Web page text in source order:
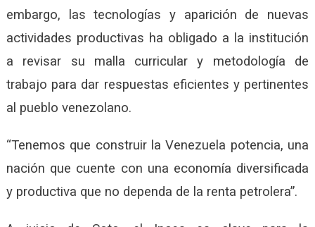
embargo, las tecnologías y aparición de nuevas
actividades productivas ha obligado a la institución
a revisar su malla curricular y metodología de
trabajo para dar respuestas eficientes y pertinentes
al pueblo venezolano.
“Tenemos que construir la Venezuela potencia, una
nación que cuente con una economía diversificada
y productiva que no dependa de la renta petrolera”.